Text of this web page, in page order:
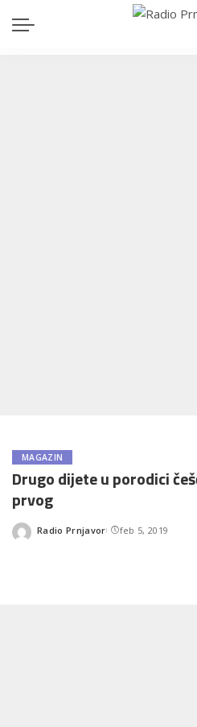
MAGAZIN
Drugo dijete u porodici
prvog
Posted
Radio Prnjavor feb 5, 2019